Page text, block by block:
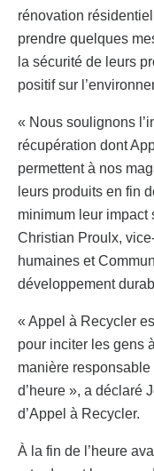
rénovation
prendre quelques
la sécurité de leurs
positif sur
« Nous soulignons
récupération dont
permettent à nos
leurs produits en fin
minimum leur impact
Christian Proulx,
humaines et
développement
« Appel à Recycler
pour inciter les gens
manière
d’heure », a déclaré
d’Appel à Recycler.
À la fin de l’heure